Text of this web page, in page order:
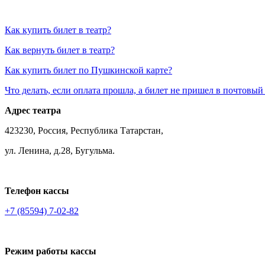
Как купить билет в театр?
Как вернуть билет в театр?
Как купить билет по Пушкинской карте?
Что делать, если оплата прошла, а билет не пришел в
Адрес театра
423230, Россия, Республика Татарстан,
ул. Ленина, д.28, Бугульма.
Телефон кассы
+7 (85594) 7-02-82
Режим работы кассы